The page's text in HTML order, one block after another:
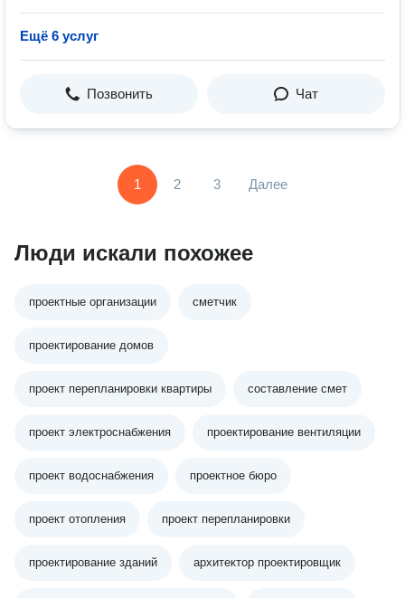
Ещё 6 услуг
Позвонить Чат
1 2 3 Далее
Люди искали похожее
проектные организации сметчик
проектирование домов
проект перепланировки квартиры составление смет
проект электроснабжения проектирование вентиляции
проект водоснабжения проектное бюро
проект отопления проект перепланировки
проектирование зданий архитектор проектировщик